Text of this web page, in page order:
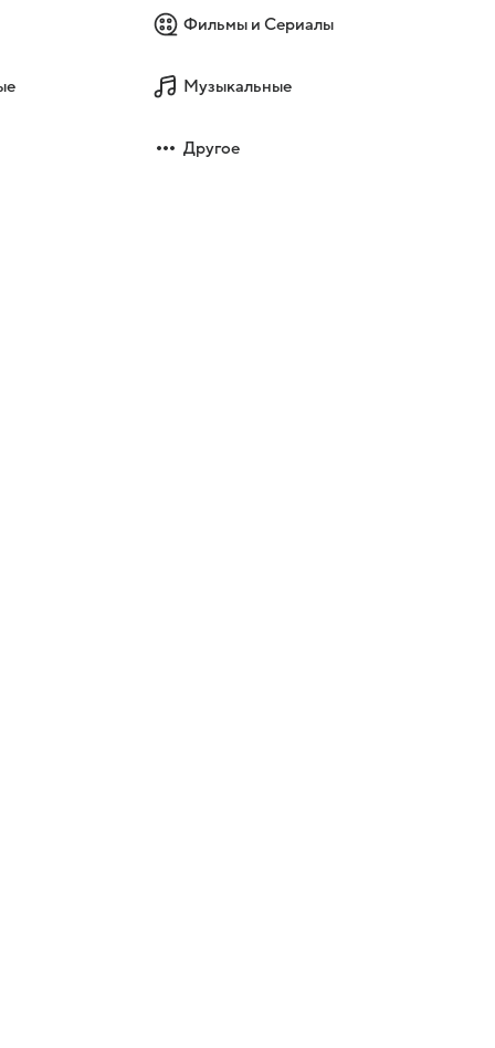
Фильмы и Сериалы
Музыкальные
Другое